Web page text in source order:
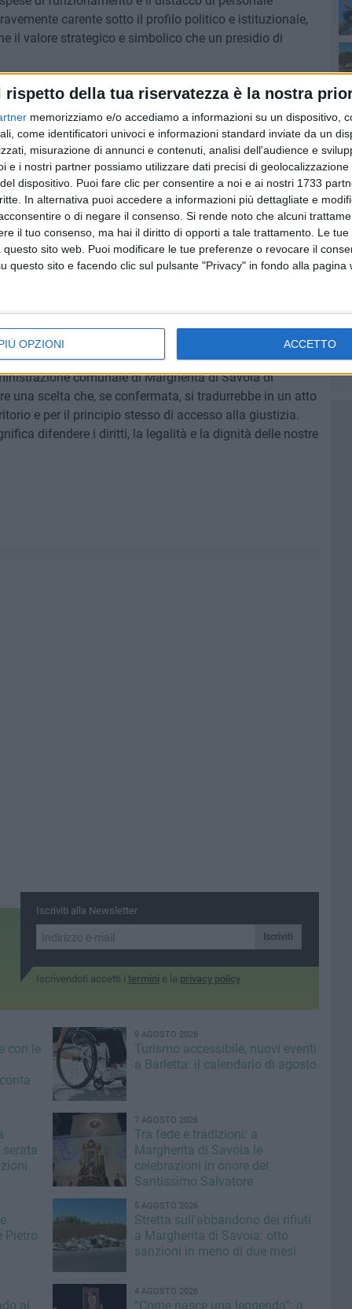
rispetto della tua riservatezza è la nostra
memorizziamo e/o accediamo a informazioni su un dispositivo,
come identificatori univoci e informazioni standard inviate da un
misurazione di annunci e contenuti, analisi dell'audience e
e i nostri partner possiamo utilizzare dati precisi di
dispositivo. Puoi fare clic per consentire a noi e ai nostri 1733
In alternativa puoi accedere a informazioni più dettagliate e
o di negare il consenso. Si rende noto che alcuni
il tuo consenso, ma hai il diritto di opporti a tale trattamento. Le
sito web. Puoi modificare le tue preferenze o revocare il
questo sito e facendo clic sul pulsante "Privacy" in fondo alla pagina
OPZIONI ACCETTO
carente sotto il profilo politico e istituzionale,
il valore strategico e simbolico che un presidio di
un servizio amministrativo: è una garanzia concreta di
di prossimità che consente l'accesso alla
a lunghi e onerosi spostamenti verso Foggia. La sua
arretramento dello Stato, alimentando disagi, senso di
spesso segnata da episodi incresciosi, da
di insicurezza che indebolisce il tessuto sociale ed
rappresenta un baluardo di legalità, un simbolo
dei diritti fondamentali.
le amministrazioni coinvolte a rivedere con
assunta. Siamo convinti che, attraverso scelte
possano essere individuate le risorse necessarie a
di Pace, nell'interesse di tutte le comunità del
comunale di Margherita di Savoia di
una scelta che, se confermata, si tradurrebbe in un atto
e per il principio stesso di accesso alla giustizia.
difendere i diritti, la legalità e la dignità delle nostre
Iscriviti alla Newsletter
Iscriviti
Iscrivendoti accetti i termini e la privacy policy
con le
9 AGOSTO 2026
Turismo accessibile, nuovi eventi
a Barletta: il calendario di agosto
7 AGOSTO 2026
Tra fede e tradizioni: a
Margherita di Savoia le
celebrazioni in onore del
Santissimo Salvatore
Pietro
5 AGOSTO 2026
Stretta sull'abbandono dei rifiuti
a Margherita di Savoia: otto
sanzioni in meno di due mesi
ai
4 AGOSTO 2026
“Come nasce una leggenda”: a